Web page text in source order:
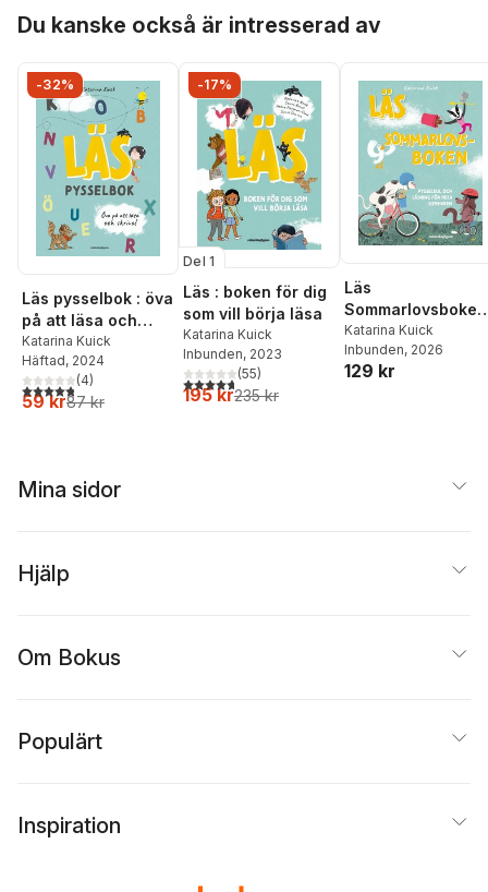
Du kanske också är intresserad av
-32%
Läs pysselbok : öva
på att läsa och
skriva
Katarina Kuick
Häftad, 2024
4,8utav 5 stjärnor. Totalt antal röster:
(4)
59 kr87 kr
-17%
Del 1
Läs : boken för dig
som vill börja läsa
Katarina Kuick
Inbunden, 2023
4,7utav 5 stjärnor. Totalt antal röster:
(55)
195 kr235 kr
Läs
pysselkul och
läsning för hela
sommaren
Katarina Kuick
Inbunden, 2026
129 kr
Mina sidor
Hjälp
Om Bokus
Populärt
Inspiration